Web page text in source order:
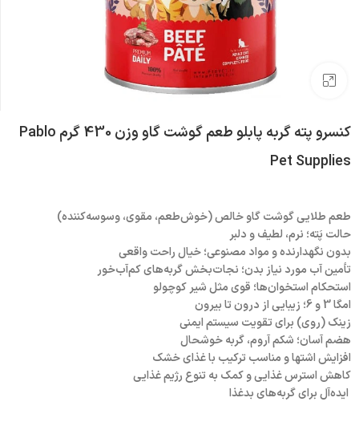
بزرگنمایی تصویر
کنسرو پته گربه پابلو طعم گوشت گاو وزن 430 گرم Pablo
Pet Supplies
طعم طلایی گوشت گاو خالص (خوش‌طعم، مقوی، وسوسه‌کننده)
حالت پَته؛ نرم، لطیف و دلبر
بدون نگهدارنده و مواد مصنوعی؛ خیال راحت واقعی
تأمین آب مورد نیاز بدن؛ نجات‌بخش گربه‌های کم‌آب‌خور
استحکام استخوان‌ها؛ قوی مثل شیر کوچولو
امگا 3 و 6؛ زیبایی از درون تا بیرون
زینک (روی) برای تقویت سیستم ایمنی
هضم آسان؛ شکم آروم، گربه خوشحال
افزایش اشتها و مناسب ترکیب با غذای خشک
کاهش استرس غذایی و کمک به تنوع رژیم غذایی
ایده‌آل برای گربه‌های بدغذا